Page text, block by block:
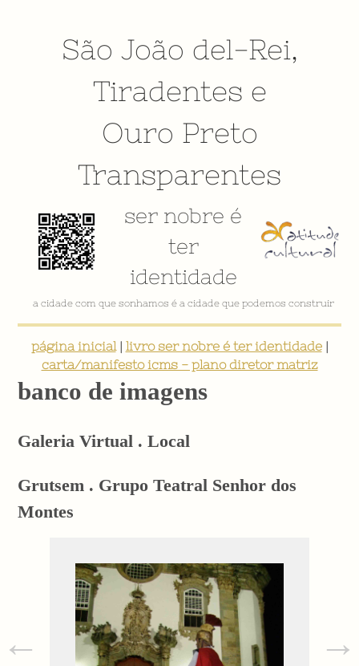
São João del-Rei,
Tiradentes e
Ouro Preto
Transparentes
ser nobre é
ter
identidade
a cidade com que sonhamos é a cidade que podemos construir
página inicial| livro ser nobre é ter identidade|
carta/manifesto icms - plano diretor matriz
banco de imagens
Galeria Virtual . Local
Grutsem . Grupo Teatral Senhor dos
Montes
← →